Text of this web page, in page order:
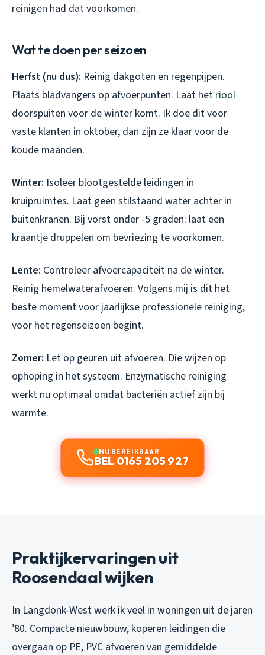
reinigen had dat voorkomen.
Wat te doen per seizoen
Herfst (nu dus): Reinig dakgoten en regenpijpen.
Plaats bladvangers op afvoerpunten. Laat het riool
doorspuiten voor de winter komt. Ik doe dit voor
vaste klanten in oktober, dan zijn ze klaar voor de
koude maanden.
Winter: Isoleer blootgestelde leidingen in
kruipruimtes. Laat geen stilstaand water achter in
buitenkranen. Bij vorst onder -5 graden: laat een
kraantje druppelen om bevriezing te voorkomen.
Lente: Controleer afvoercapaciteit na de winter.
Reinig hemelwaterafvoeren. Volgens mij is dit het
beste moment voor jaarlijkse professionele reiniging,
voor het regenseizoen begint.
Zomer: Let op geuren uit afvoeren. Die wijzen op
ophoping in het systeem. Enzymatische reiniging
werkt nu optimaal omdat bacteriën actief zijn bij
warmte.
NU BEREIKBAAR
BEL 0165 205 927
Praktijkervaringen uit
Roosendaal wijken
In Langdonk-West werk ik veel in woningen uit de jaren
’80. Compacte nieuwbouw, koperen leidingen die
overgaan op PE, PVC afvoeren van gemiddelde